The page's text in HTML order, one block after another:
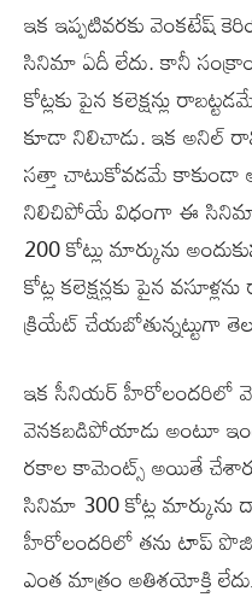
ఇక ఇప్పటివరకు వెంకటేష్
సినిమా ఏదీ లేదు. కానీ
కోట్లకు పైన కలెక్షన్లు
కూడా నిలిచాడు. ఇక అనిల్
సత్తా చాటుకోవడమే
నిలిచిపోయే విధంగా ఈ
200 కోట్లు మార్కును
కోట్ల కలెక్షన్లకు పైన
క్రియేట్ చేయబోతున్నట్టుగా
ఇక సీనియర్ హీరోలందరిలో
వెనకబడిపోయాడు అంటూ
రకాల కామెంట్స్ అయితే
సినిమా 300 కోట్ల
హీరోలందరిలో తను టాప్
ఎంత మాత్రం అతిశయోక్తి